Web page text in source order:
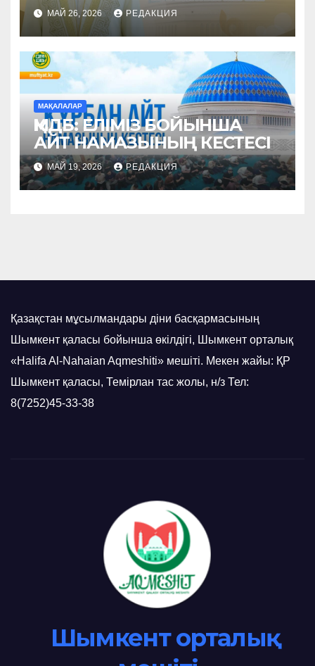
МАЙ 26, 2026 РЕДАКЦИЯ
МАҚАЛАЛАР
ҚМДБ: ЕЛІМІЗ БОЙЫНША
АЙТ НАМАЗЫНЫҢ КЕСТЕСІ
МАЙ 19, 2026 РЕДАКЦИЯ
Қазақстан мұсылмандары діни басқармасының
Шымкент қаласы бойынша өкілдігі, Шымкент орталық
«Halifa Al-Nahaian Aqmeshiti» мешіті. Мекен жайы: ҚР
Шымкент қаласы, Темірлан тас жолы, н/з Тел:
8(7252)45-33-38
Шымкент орталық